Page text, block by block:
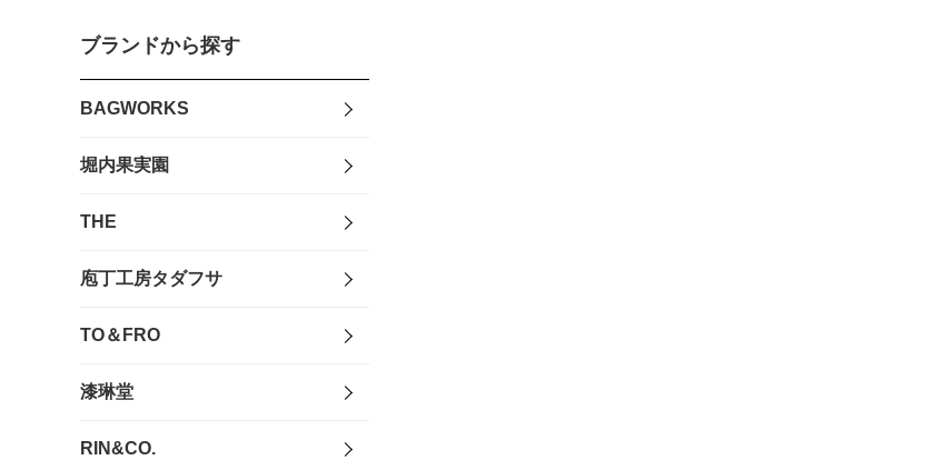
ブランドから探す
BAGWORKS
堀内果実園
THE
庖丁工房タダフサ
TO＆FRO
漆琳堂
RIN&CO.